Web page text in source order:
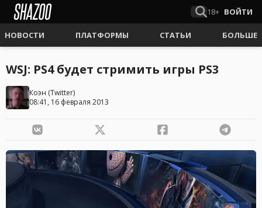
18+ ВОЙТИ
НОВОСТИ ПЛАТФОРМЫ СТАТЬИ БОЛЬШЕ
WSJ: PS4 будет стримить игры PS3
Коэн (Twitter)
08:41, 16 февраля 2013